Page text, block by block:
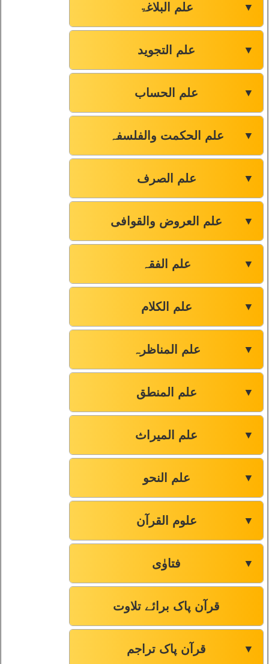
علم البلاغۃ ▼
علم التجوید ▼
علم الحساب ▼
علم الحکمت والفلسفہ ▼
علم الصرف ▼
علم العروض والقوافی ▼
علم الفقہ ▼
علم الکلام ▼
علم المناظرہ ▼
علم المنطق ▼
علم المیراث ▼
علم النحو ▼
علوم القرآن ▼
فتاوٰی ▼
قرآن پاک برائے تلاوت
قرآن پاک تراجم ▼